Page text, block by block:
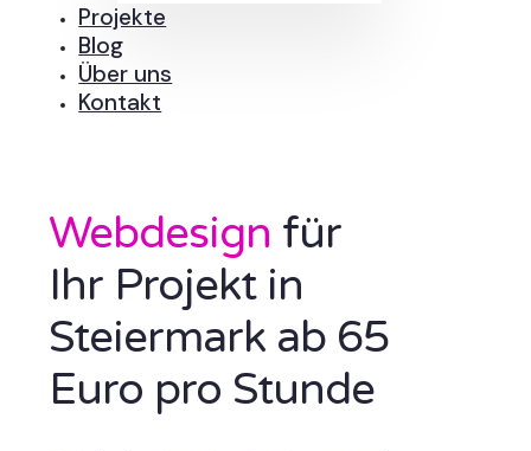
Projekte
Blog
Über uns
Kontakt
Webdesign für
Ihr Projekt in
Steiermark ab 65
Euro pro Stunde